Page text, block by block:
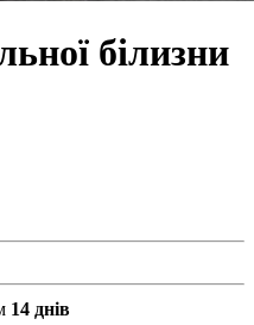
білизни
14 днів